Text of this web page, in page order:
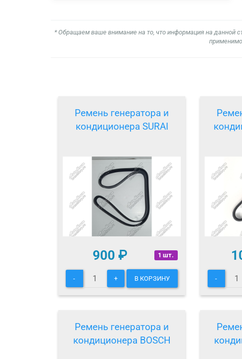
* Обращаем ваше внимание на то, что информация на данной
Ремень генератора и
кондиционера SURAI
1 шт.
900 ₽
- + В КОРЗИНУ -
Ремень генератора и
кондиционера BOSCH